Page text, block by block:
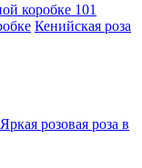
101
Кенийская роза
розовая роза в